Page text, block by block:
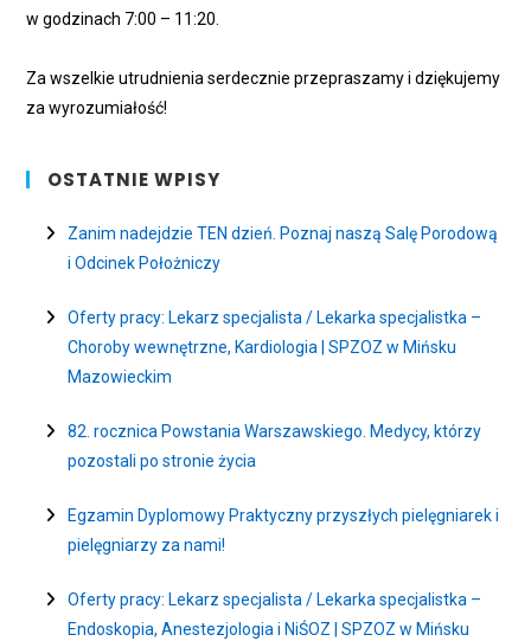
w godzinach 7:00 – 11:20.
Za wszelkie utrudnienia serdecznie przepraszamy i dziękujemy
za wyrozumiałość!
OSTATNIE WPISY
Zanim nadejdzie TEN dzień. Poznaj naszą Salę Porodową
i Odcinek Położniczy
Oferty pracy: Lekarz specjalista / Lekarka specjalistka –
Choroby wewnętrzne, Kardiologia | SPZOZ w Mińsku
Mazowieckim
82. rocznica Powstania Warszawskiego. Medycy, którzy
pozostali po stronie życia
Egzamin Dyplomowy Praktyczny przyszłych pielęgniarek i
pielęgniarzy za nami!
Oferty pracy: Lekarz specjalista / Lekarka specjalistka –
Endoskopia, Anestezjologia i NiŚOZ | SPZOZ w Mińsku